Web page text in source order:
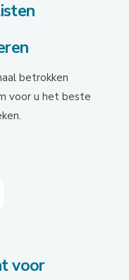
betrokken
voor u het beste
voor